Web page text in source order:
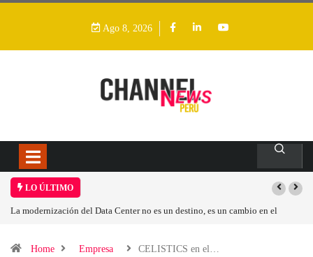
Ago 8, 2026
LO ÚLTIMO
La modernización del Data Center no es un destino, es un cambio en el
Home
Empresa CELISTICS en el…